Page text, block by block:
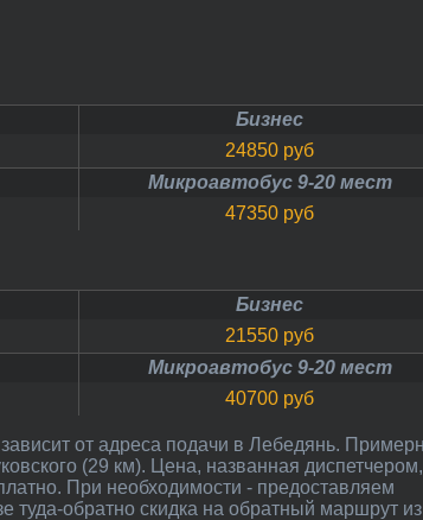
Бизнес
24850 руб
Микроавтобус 9-20 мест
47350 руб
Бизнес
21550 руб
Микроавтобус 9-20 мест
40700 руб
(29 км). Цена, названная диспетчером,
При необходимости - предоставляем
туда-обратно скидка на обратный маршрут из